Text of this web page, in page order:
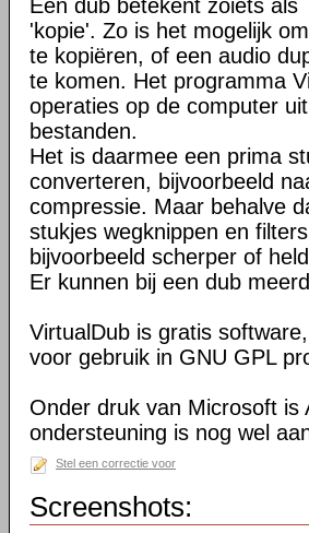
Een dub betekent zoiets als
'kopie'. Zo is het mogelijk
te kopiëren, of een audio
te komen. Het programma
operaties op de computer
bestanden.
Het is daarmee een prima
converteren, bijvoorbeeld
compressie. Maar behalve
stukjes wegknippen en
bijvoorbeeld scherper of
Er kunnen bij een dub
VirtualDub is gratis
voor gebruik in GNU GPL
Onder druk van Microsoft is
ondersteuning is nog wel
Stel een correctie voor
Screenshots: